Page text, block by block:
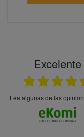
Excelente
Lea algunas de las